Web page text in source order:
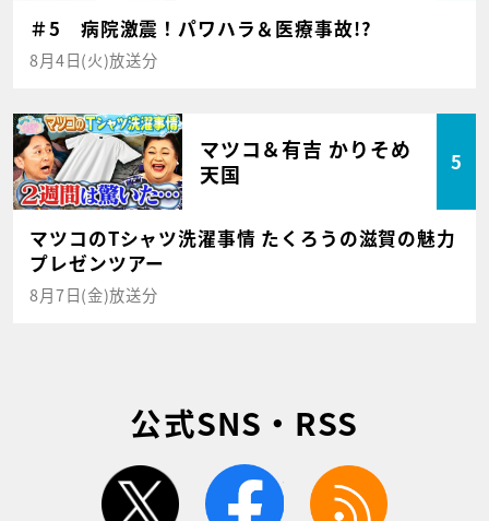
＃5 病院激震！パワハラ＆医療事故!?
8月4日(火)放送分
マツコ＆有吉 かりそめ
天国
5
マツコのTシャツ洗濯事情 たくろうの滋賀の魅力
プレゼンツアー
8月7日(金)放送分
公式SNS・RSS
twitter facebook